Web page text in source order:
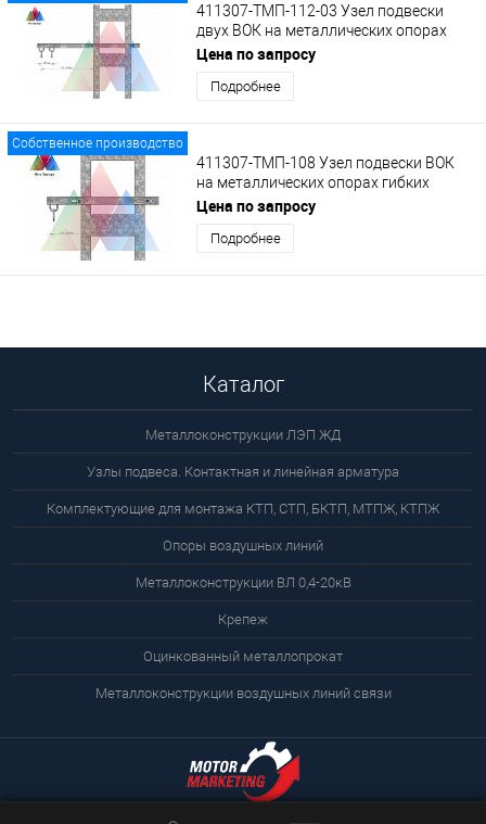
411307-ТМП-112-03 Узел подвески
двух ВОК на металлических опорах
гибких поперечин на удлиненном
кронштейне с кольцами
Цена по запросу
Подробнее
Собственное производство
411307-ТМП-108 Узел подвески ВОК
на металлических опорах гибких
поперечин на укороченном
кронштейне с кольцом
Цена по запросу
Подробнее
Каталог
Металлоконструкции ЛЭП ЖД
Узлы подвеса. Контактная и линейная арматура
Комплектующие для монтажа КТП, СТП, БКТП, МТПЖ, КТПЖ
Опоры воздушных линий
Металлоконструкции ВЛ 0,4-20кВ
Крепеж
Оцинкованный металлопрокат
Металлоконструкции воздушных линий связи